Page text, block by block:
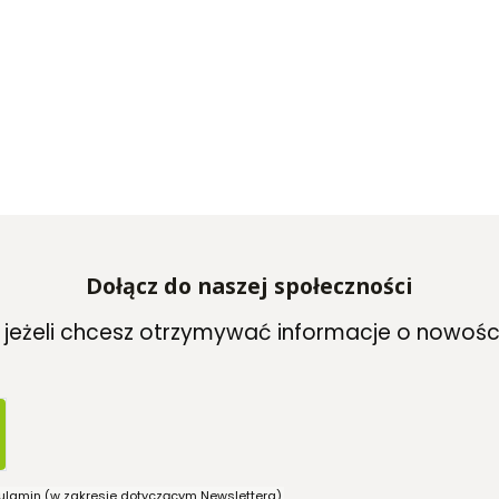
Dołącz do naszej społeczności
chcesz otrzymywać informacje o